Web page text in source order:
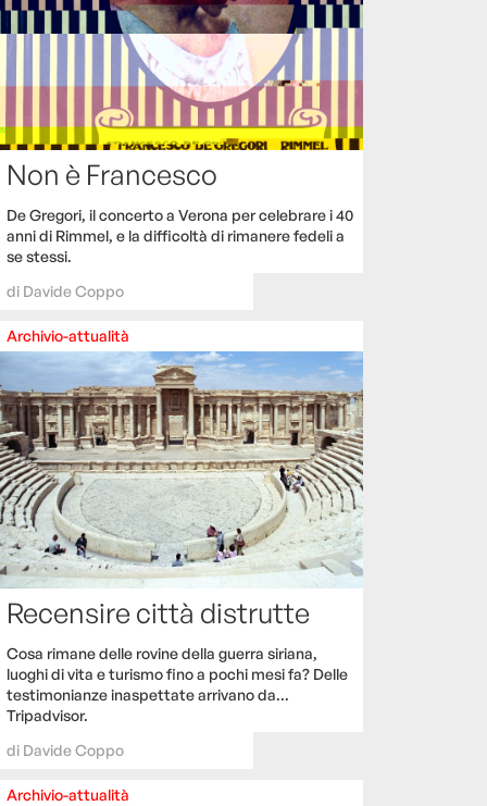
Non è Francesco
De Gregori, il concerto a Verona per celebrare i 40
anni di Rimmel, e la difficoltà di rimanere fedeli a
se stessi.
di Davide Coppo
Archivio-attualità
Recensire città distrutte
Cosa rimane delle rovine della guerra siriana,
luoghi di vita e turismo fino a pochi mesi fa? Delle
testimonianze inaspettate arrivano da...
Tripadvisor.
di Davide Coppo
Archivio-attualità